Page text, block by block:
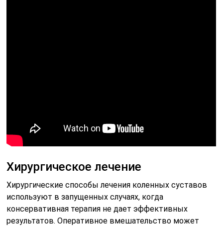
Хирургическое лечение
Хирургические способы лечения коленных суставов
используют в запущенных случаях, когда
консервативная терапия не дает эффективных
результатов. Оперативное вмешательство может